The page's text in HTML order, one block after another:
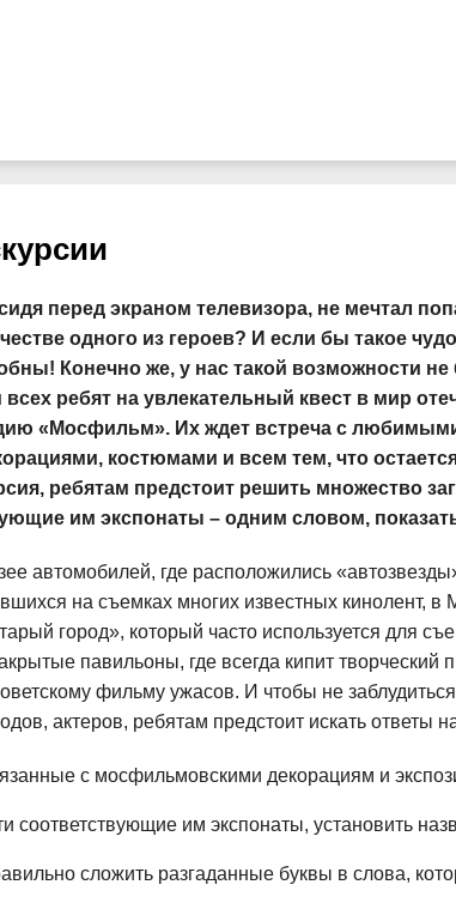
сидя перед экраном телевизора, не мечтал
одного из героев? И если бы такое
Конечно же, у нас такой возможности
ребят на увлекательный квест в мир
«Мосфильм». Их ждет встреча с
костюмами и всем тем, что
ребятам предстоит решить множество
им экспонаты – одним словом,
автомобилей, где расположились
на съемках многих известных кинолент, в
город», который часто используется для
павильоны, где всегда кипит творческий
фильму ужасов. И чтобы не
актеров, ребятам предстоит искать ответы
с мосфильмовскими декорациям и
соответствующие им экспонаты, установить
сложить разгаданные буквы в слова,